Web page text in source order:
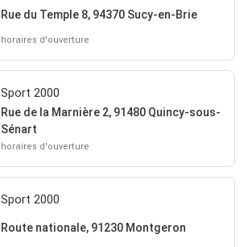
Rue du Temple 8, 94370 Sucy-en-Brie
horaires d'ouverture
Sport 2000
Rue de la Marnière 2, 91480 Quincy-sous-
Sénart
horaires d'ouverture
Sport 2000
Route nationale, 91230 Montgeron